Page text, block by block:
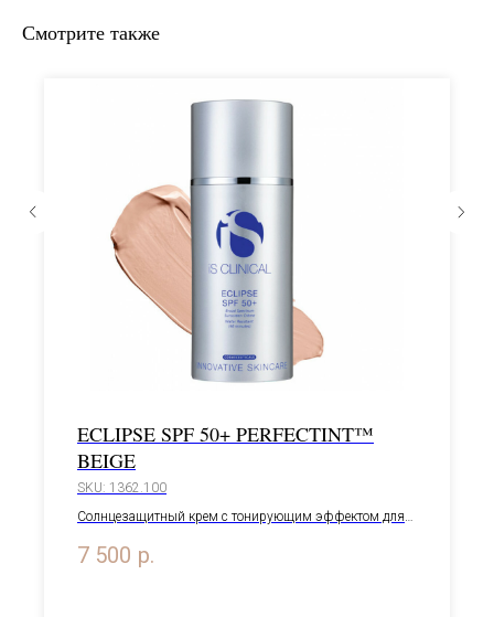
Смотрите также
ECLIPSE SPF 50+ PERFECTINT™
BEIGE
SKU: 1362.100
Солнцезащитный крем с тонирующим эффектом для
7 500 р.